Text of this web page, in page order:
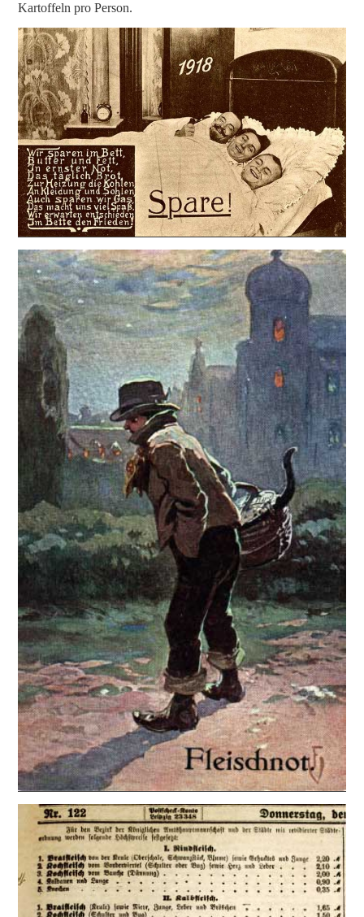
Kartoffeln pro Person.